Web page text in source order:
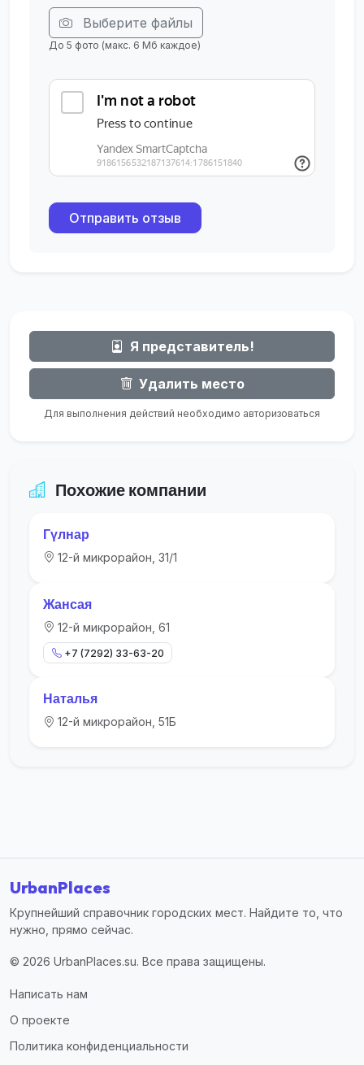
Выберите файлы
До 5 фото (макс. 6 Мб каждое)
Отправить отзыв
Я представитель!
Удалить место
Для выполнения действий необходимо авторизоваться
Похожие компании
Гүлнар
12-й микрорайон, 31/1
Жансая
12-й микрорайон, 61
+7 (7292) 33-63-20
Наталья
12-й микрорайон, 51Б
UrbanPlaces
Крупнейший справочник городских мест. Найдите то, что
нужно, прямо сейчас.
© 2026 UrbanPlaces.su. Все права защищены.
Написать нам
О проекте
Политика конфиденциальности